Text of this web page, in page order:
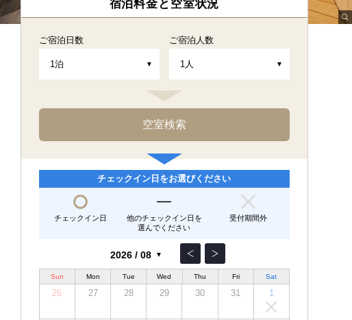
宿泊料金と空室状況
ご宿泊日数 ご宿泊人数
チェックイン日をお選びください
チェックイン日
他のチェックイン日を
選んでください
受付期間外
Sun Mon Tue Wed Thu Fri Sat
26 27 28 29 30 31 1